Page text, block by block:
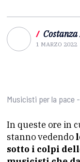
/
1 MARZO 2022
Musicisti per la
In queste ore in
stanno vedendo
sotto i colpi